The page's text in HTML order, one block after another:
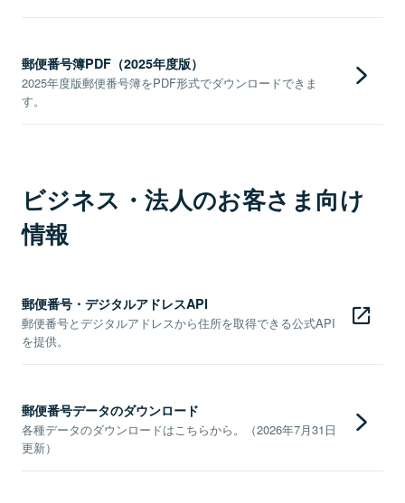
郵便番号簿PDF（2025年度版）
2025年度版郵便番号簿をPDF形式でダウンロードできま
す。
ビジネス・法人のお客さま向け
情報
郵便番号・デジタルアドレスAPI
郵便番号とデジタルアドレスから住所を取得できる公式API
を提供。
郵便番号データのダウンロード
各種データのダウンロードはこちらから。（2026年7月31日
更新）